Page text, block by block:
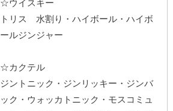
☆ウイスキー
トリス 水割り・ハイボール・ハイボ
ールジンジャー
☆カクテル
ジントニック・ジンリッキー・ジンバ
ック・ウォッカトニック・モスコミュ